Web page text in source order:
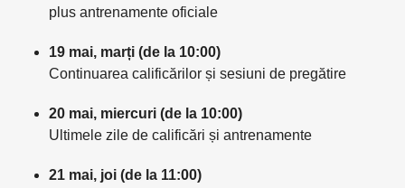
plus antrenamente oficiale
19 mai, marți (de la 10:00)
Continuarea calificărilor și sesiuni de pregătire
20 mai, miercuri (de la 10:00)
Ultimele zile de calificări și antrenamente
21 mai, joi (de la 11:00)